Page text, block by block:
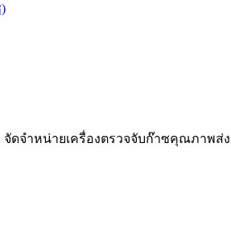
ดจำหน่ายเครื่องตรวจจับก๊าซคุณภาพ